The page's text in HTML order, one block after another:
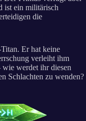
ist ein militärisch
die
Er hat keine
verleiht ihm
werdet ihr diesen
Schlachten zu wenden?